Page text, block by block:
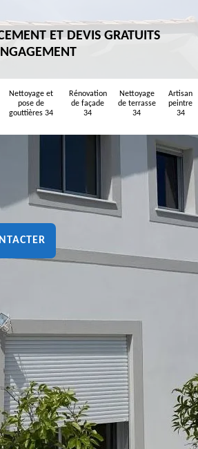
ET DEVIS GRATUITS
Nettoyage et
pose de
gouttières 34
Rénovation
de façade
34
Nettoyage
de terrasse
34
Artisan
peintre
34